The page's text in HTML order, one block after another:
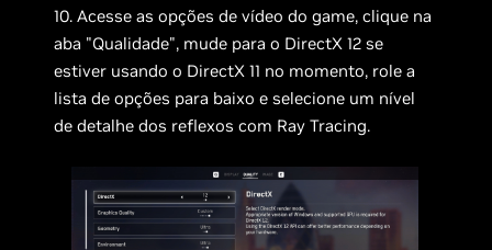
10. Acesse as opções de vídeo do game, clique na
aba "Qualidade", mude para o DirectX 12 se
estiver usando o DirectX 11 no momento, role a
lista de opções para baixo e selecione um nível
de detalhe dos reflexos com Ray Tracing.